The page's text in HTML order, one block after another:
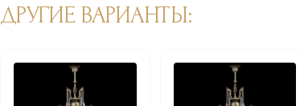
ДРУГИЕ ВАРИАНТЫ: